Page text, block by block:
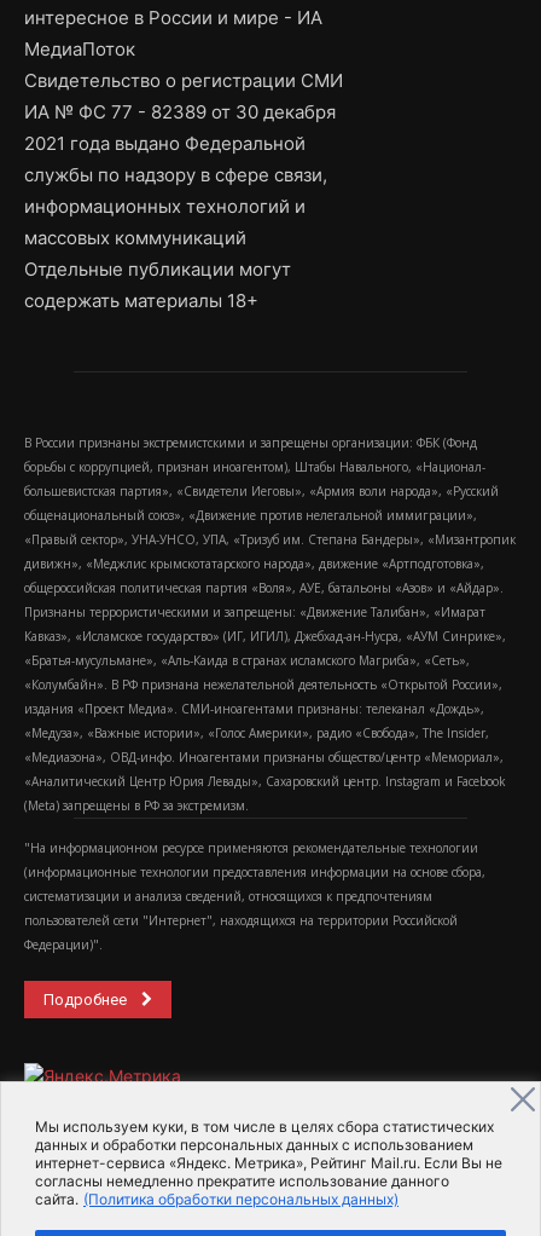
Мы используем куки, в том числе в целях сбора статистических
данных и обработки персональных данных с использованием
интернет-сервиса «Яндекс. Метрика», Рейтинг Mail.ru. Если Вы не
согласны немедленно прекратите использование данного
сайта. (Политика обработки персональных данных)
интересное в России и мире - ИА
МедиаПоток
Свидетельство о регистрации СМИ
ИА № ФС 77 - 82389 от 30 декабря
2021 года выдано Федеральной
службы по надзору в сфере связи,
информационных технологий и
массовых коммуникаций
Отдельные публикации могут
содержать материалы 18+
В России признаны экстремистскими и запрещены организации: ФБК (Фонд
борьбы с коррупцией, признан иноагентом), Штабы Навального, «Национал-
большевистская партия», «Свидетели Иеговы», «Армия воли народа», «Русский
общенациональный союз», «Движение против нелегальной иммиграции»,
«Правый сектор», УНА-УНСО, УПА, «Тризуб им. Степана Бандеры», «Мизантропик
дивижн», «Меджлис крымскотатарского народа», движение «Артподготовка»,
общероссийская политическая партия «Воля», АУЕ, батальоны «Азов» и «Айдар».
Признаны террористическими и запрещены: «Движение Талибан», «Имарат
Кавказ», «Исламское государство» (ИГ, ИГИЛ), Джебхад-ан-Нусра, «АУМ Синрике»,
«Братья-мусульмане», «Аль-Каида в странах исламского Магриба», «Сеть»,
«Колумбайн». В РФ признана нежелательной деятельность «Открытой России»,
издания «Проект Медиа». СМИ-иноагентами признаны: телеканал «Дождь»,
«Медуза», «Важные истории», «Голос Америки», радио «Свобода», The Insider,
«Медиазона», ОВД-инфо. Иноагентами признаны общество/центр «Мемориал»,
«Аналитический Центр Юрия Левады», Сахаровский центр. Instagram и Facebook
(Metа) запрещены в РФ за экстремизм.
"На информационном ресурсе применяются рекомендательные технологии
(информационные технологии предоставления информации на основе сбора,
систематизации и анализа сведений, относящихся к предпочтениям
пользователей сети "Интернет", находящихся на территории Российской
Федерации)".
Подробнее
2015-2026- Информационное агентство МедиаПоток
Для справки Об издании Пользовательское соглашение